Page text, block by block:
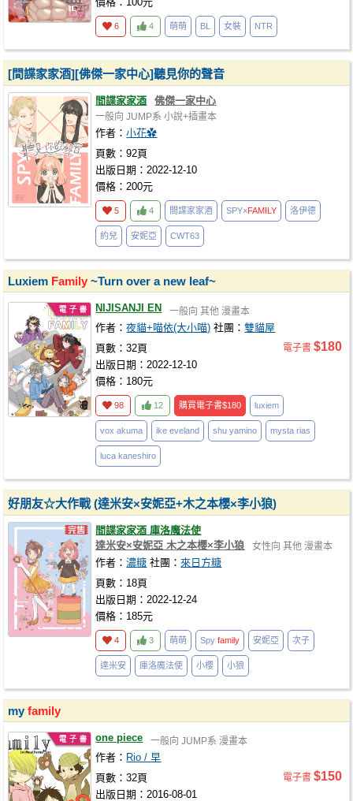
6 4 萌萌 BL 女裝 NTR
[間諜家家酒][佛傑一家中心]聽見你的聲音
間諜家家酒 佛傑一家中心
一般向 JUMP系 小說+插畫本
作者：小花✿
頁數：92頁
出版日期：2022-12-10
價格：200元
5 4 間諜家家酒 SPY×FAMILY 洛伊德
約兒 安妮亞 CWT63
Luxiem Family ~Turn over a new leaf~
NIJISANJI EN 一般向 其他 漫畫本
作者：夜貓+喵依(大小喵) 社團：雙貓屋
頁數：32頁
出版日期：2022-12-10
價格：180元
電子書 $180
98 12 購買電子書$180 luxiem
vox akuma ike eveland shu yamino mysta rias
luca kaneshiro
好朋友☆大作戰 (達米安×安妮亞+木之本櫻×李小狼)
間諜家家酒 庫洛魔法使
達米安×安妮亞 木之本櫻×李小狼
女性向 其他 漫畫本
作者：濃糖 社團： 來日方糖
頁數：18頁
出版日期：2022-12-24
價格：185元
4 3 萌萌 Spyfamily 安妮亞 次子
達米安 庫洛魔法使 小櫻 小狼
myfamily
one piece 一般向 JUMP系 漫畫本
作者： Rio / 早
頁數：32頁
出版日期：2016-08-01
電子書 $150